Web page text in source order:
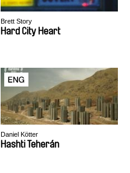
Brett Story
Hard City Heart
Daniel Kötter
Hashti Teherán